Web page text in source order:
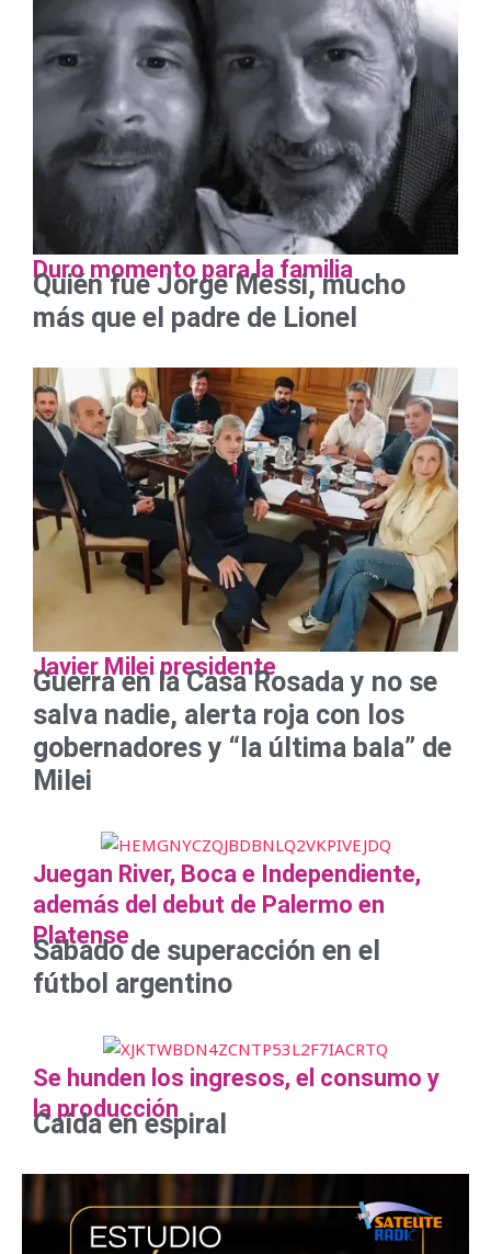
Duro momento para la familia
Quién fue Jorge Messi, mucho
más que el padre de Lionel
Javier Milei presidente
Guerra en la Casa Rosada y no se
salva nadie, alerta roja con los
gobernadores y “la última bala” de
Milei
Juegan River, Boca e Independiente,
además del debut de Palermo en
Platense
Sábado de superacción en el
fútbol argentino
Se hunden los ingresos, el consumo y
la producción
Caída en espiral